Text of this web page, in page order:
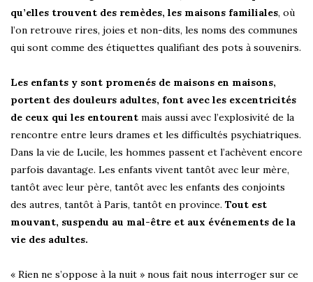
qu’elles trouvent des remèdes, les maisons familiales, où
l’on retrouve rires, joies et non-dits, les noms des communes
qui sont comme des étiquettes qualifiant des pots à souvenirs.
Les enfants y sont promenés de maisons en maisons,
portent des douleurs adultes, font avec les excentricités
de ceux qui les entourent mais aussi avec l’explosivité de la
rencontre entre leurs drames et les difficultés psychiatriques.
Dans la vie de Lucile, les hommes passent et l’achèvent encore
parfois davantage. Les enfants vivent tantôt avec leur mère,
tantôt avec leur père, tantôt avec les enfants des conjoints
des autres, tantôt à Paris, tantôt en province. Tout est
mouvant, suspendu au mal-être et aux événements de la
vie des adultes.
« Rien ne s’oppose à la nuit » nous fait nous interroger sur ce